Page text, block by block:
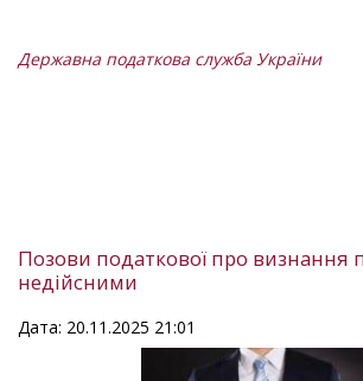
Державна податкова служба України
Позови податкової про визнання
недійсними
Дата: 20.11.2025 21:01